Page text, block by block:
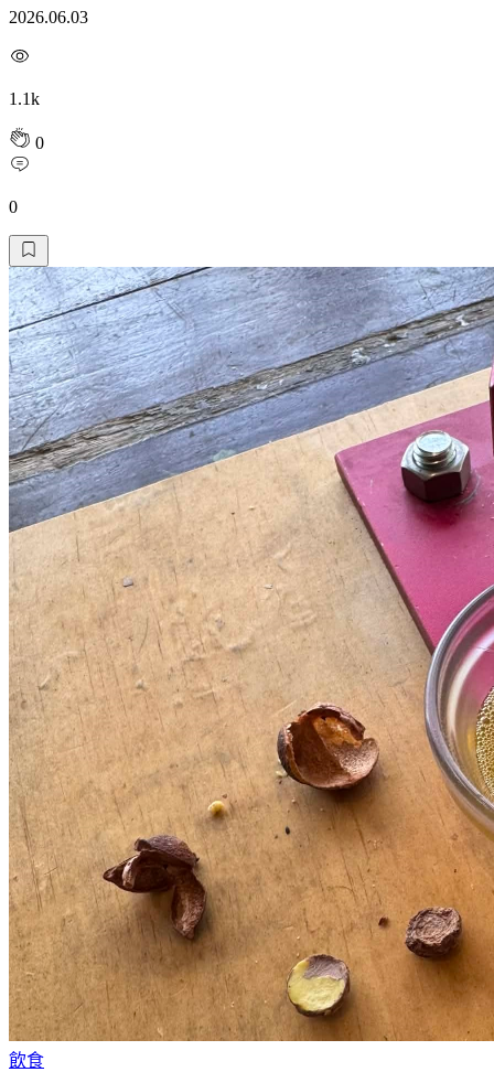
2026.06.03
1.1k
0
0
飲食